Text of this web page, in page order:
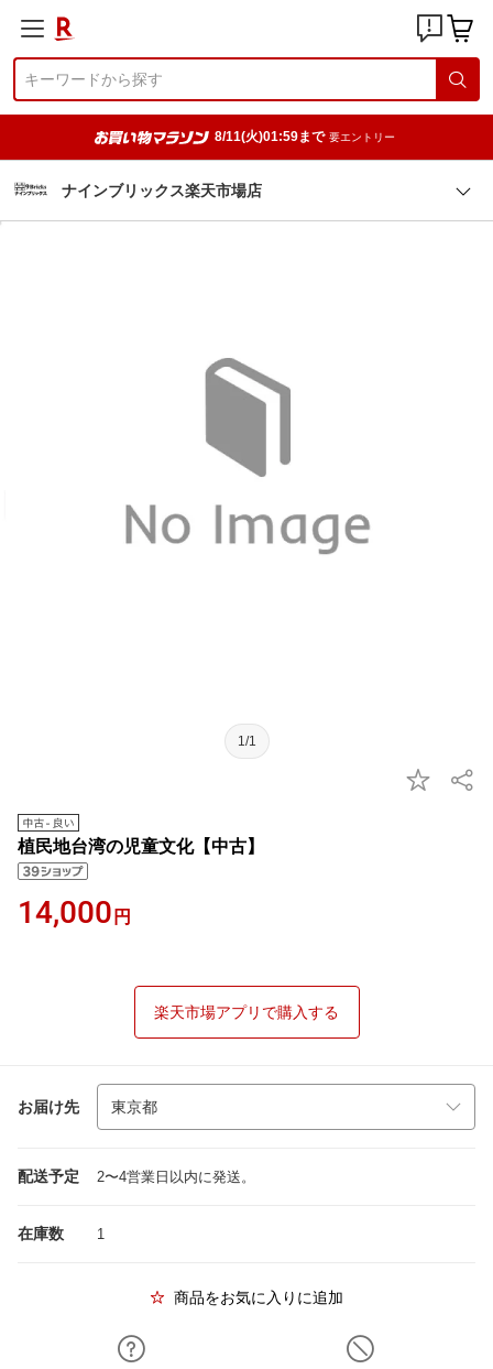
8/11(火)01:59まで 要エントリー
ナインブリックス楽天市場店
1/1
植民地台湾の児童文化【中古】
14,000 円
楽天市場アプリで購入する
お届け先
配送予定 2〜4営業日以内に発送。
在庫数 1
商品をお気に入りに追加